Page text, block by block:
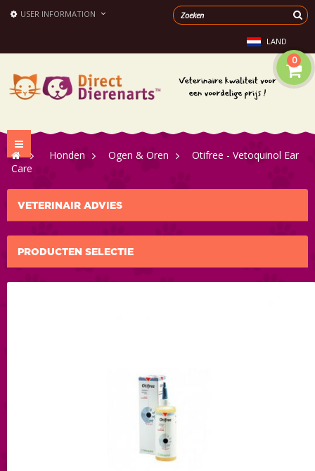
USER INFORMATION
LAND
0
Toggle
navigation
> Honden > Ogen & Oren >
Otifree - Vetoquinol Ear
Care
VETERINAIR ADVIES
PRODUCTEN SELECTIE